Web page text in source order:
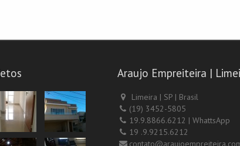
Araujo Empreiteira |
Limeira | SP | Brasil
(19) 3452-5805
19.9.8866.6212 | WhattsApp
19 .9.9215.6212